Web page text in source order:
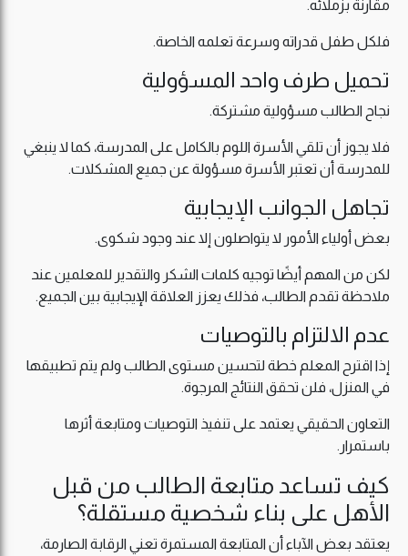
مقارنة بزملائه.
فلكل طفل قدراته وسرعة تعلمه الخاصة.
تحميل طرف واحد المسؤولية
نجاح الطالب مسؤولية مشتركة.
فلا يجوز أن تلقي الأسرة اللوم بالكامل على المدرسة، كما لا ينبغي
للمدرسة أن تعتبر الأسرة مسؤولة عن جميع المشكلات.
تجاهل الجوانب الإيجابية
بعض أولياء الأمور لا يتواصلون إلا عند وجود شكوى.
لكن من المهم أيضًا توجيه كلمات الشكر والتقدير للمعلمين عند
ملاحظة تقدم الطالب، فذلك يعزز العلاقة الإيجابية بين الجميع.
عدم الالتزام بالتوصيات
إذا اقترح المعلم خطة لتحسين مستوى الطالب ولم يتم تطبيقها
في المنزل، فلن تحقق النتائج المرجوة.
التعاون الحقيقي يعتمد على تنفيذ التوصيات ومتابعة أثرها
باستمرار.
كيف تساعد متابعة الطالب من قبل
الأهل على بناء شخصية مستقلة؟
يعتقد بعض الآباء أن المتابعة المستمرة تعني الرقابة الصارمة،